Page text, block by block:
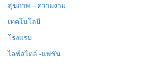
สุขภาพ – ความงาม
เทคโนโลยี
โรงแรม
ไลฟ์สไตล์ -แฟชั่น